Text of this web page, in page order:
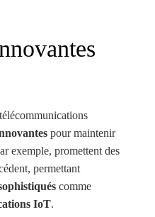
pour maintenir
exemple, promettent des
permettant
comme
IoT.